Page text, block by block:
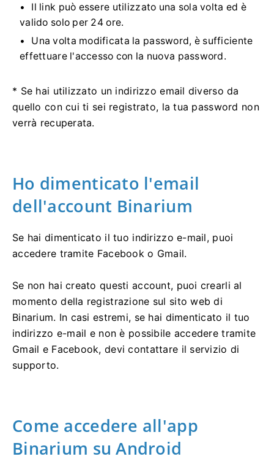
Il link può essere utilizzato una sola volta ed è
valido solo per 24 ore.
Una volta modificata la password, è sufficiente
effettuare l'accesso con la nuova password.
* Se hai utilizzato un indirizzo email diverso da
quello con cui ti sei registrato, la tua password non
verrà recuperata.
Ho dimenticato l'email
dell'account Binarium
Se hai dimenticato il tuo indirizzo e-mail, puoi
accedere tramite Facebook o Gmail.
Se non hai creato questi account, puoi crearli al
momento della registrazione sul sito web di
Binarium. In casi estremi, se hai dimenticato il tuo
indirizzo e-mail e non è possibile accedere tramite
Gmail e Facebook, devi contattare il servizio di
supporto.
Come accedere all'app
Binarium su Android